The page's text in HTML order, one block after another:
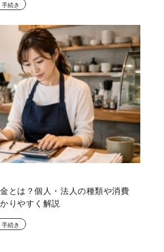
手続き
とは？個人・法人の種類や消費
りやすく解説
手続き